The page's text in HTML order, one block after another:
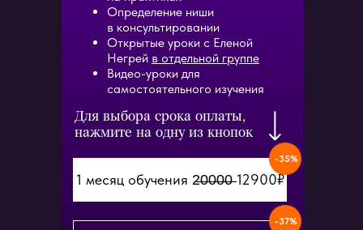
Определение ниши
в консультировании
Открытые уроки с Еленой
Негрей в отдельной группе
Видео-уроки для
самостоятельного изучения
1 месяц обучения 2̶0̶0̶0̶0̶ 12900₽
-35%
-37%
Для выбора срока оплаты,
нажмите на одну из кнопок